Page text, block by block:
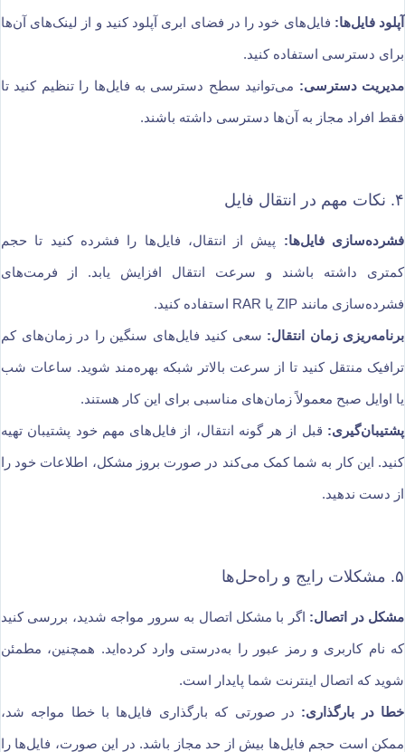
آپلود فایل‌ها: فایل‌های خود را در فضای ابری آپلود کنید و از لینک‌های آن‌ها
برای دسترسی استفاده کنید.
مدیریت دسترسی: می‌توانید سطح دسترسی به فایل‌ها را تنظیم کنید تا
فقط افراد مجاز به آن‌ها دسترسی داشته باشند.
۴. نکات مهم در انتقال فایل
فشرده‌سازی فایل‌ها: پیش از انتقال، فایل‌ها را فشرده کنید تا حجم
کمتری داشته باشند و سرعت انتقال افزایش یابد. از فرمت‌های
فشرده‌سازی مانند ZIP یا RAR استفاده کنید.
برنامه‌ریزی زمان انتقال: سعی کنید فایل‌های سنگین را در زمان‌های کم
ترافیک منتقل کنید تا از سرعت بالاتر شبکه بهره‌مند شوید. ساعات شب
یا اوایل صبح معمولاً زمان‌های مناسبی برای این کار هستند.
پشتیبان‌گیری: قبل از هر گونه انتقال، از فایل‌های مهم خود پشتیبان تهیه
کنید. این کار به شما کمک می‌کند در صورت بروز مشکل، اطلاعات خود را
از دست ندهید.
۵. مشکلات رایج و راه‌حل‌ها
مشکل در اتصال: اگر با مشکل اتصال به سرور مواجه شدید، بررسی کنید
که نام کاربری و رمز عبور را به‌درستی وارد کرده‌اید. همچنین، مطمئن
شوید که اتصال اینترنت شما پایدار است.
خطا در بارگذاری: در صورتی که بارگذاری فایل‌ها با خطا مواجه شد،
ممکن است حجم فایل‌ها بیش از حد مجاز باشد. در این صورت، فایل‌ها را